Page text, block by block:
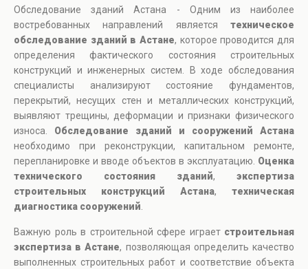
Обследование зданий Астана - Одним из наиболее
востребованных направлений является техническое
обследование зданий в Астане, которое проводится для
определения фактического состояния строительных
конструкций и инженерных систем. В ходе обследования
специалисты анализируют состояние фундаментов,
перекрытий, несущих стен и металлических конструкций,
выявляют трещины, деформации и признаки физического
износа. Обследование зданий и сооружений Астана
необходимо при реконструкции, капитальном ремонте,
перепланировке и вводе объектов в эксплуатацию. Оценка
технического состояния зданий, экспертиза
строительных конструкций Астана, техническая
диагностика сооружений
Важную роль в строительной сфере играет строительная
экспертиза в Астане, позволяющая определить качество
выполненных строительных работ и соответствие объекта